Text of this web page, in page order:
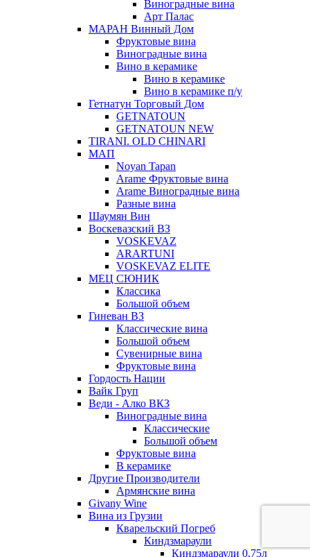
Виноградные вина
Арт Палас
МАРАН Винный Дом
Фруктовые вина
Виноградные вина
Вино в керамике
Вино в керамике
Вино в керамике п/у
Гетнатун Торговый Дом
GETNATOUN
GETNATOUN NEW
TIRANI. OLD CHINARI
МАП
Noyan Tapan
Arame Фруктовые вина
Arame Виноградные вина
Разные вина
Шаумян Вин
Воскевазский ВЗ
VOSKEVAZ
ARARTUNI
VOSKEVAZ ELITE
МЕЦ СЮНИК
Классика
Большой объем
Гиневан ВЗ
Классические вина
Большой объем
Сувенирные вина
Фруктовые вина
Гордость Нации
Вайк Груп
Веди - Алко ВКЗ
Виноградные вина
Классические
Большой объем
Фруктовые вина
В керамике
Другие Производители
Армянские вина
Givany Wine
Вина из Грузии
Кварельский Погреб
Киндзмараули
Киндзмараули 0,75л